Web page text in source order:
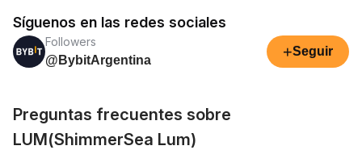
Síguenos en las redes sociales
Followers
@BybitArgentina
+Seguir
Preguntas frecuentes sobre
LUM(ShimmerSea Lum)